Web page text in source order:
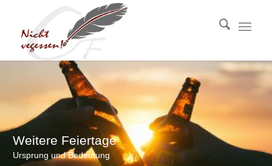
Weitere Feiertage
Ursprung und Bedeutung